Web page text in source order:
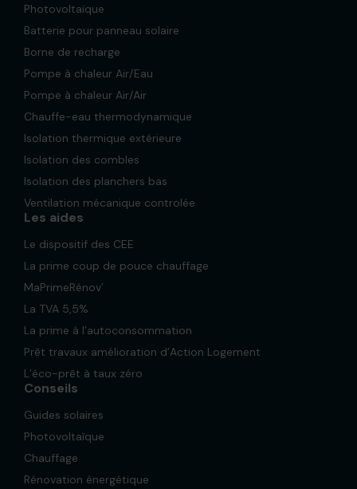
Photovoltaïque
Batterie pour panneau solaire
Borne de recharge
Pompe à chaleur Air/Eau
Pompe à chaleur Air/Air
Chauffe-eau thermodynamique
Isolation thermique extérieure
Isolation des combles
Isolation des planchers bas
Ventilation mécanique controlée
Les aides
Le dispositif des CEE
La prime coup de pouce chauffage
MaPrimeRénov’
La TVA 5,5%
La prime à l’autoconsommation
Prêt travaux amélioration d’Action Logement
L’éco-prêt à taux zéro
Conseils
Guides solaires
Photovoltaïque
Chauffage
Rénovation énergétique